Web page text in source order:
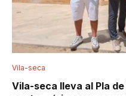
Vila-seca
Vila-seca lleva al Pla